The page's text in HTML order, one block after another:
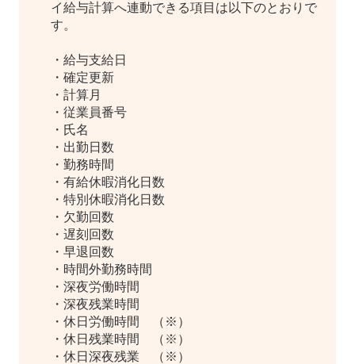
イ給与計算へ連動できる項目は以下のとおりで
す。
・給与支給日
・確定更新
・計算月
・従業員番号
・氏名
・出勤日数
・勤務時間
・有給休暇消化日数
・特別休暇消化日数
・欠勤回数
・遅刻回数
・早退回数
・時間外勤務時間
・深夜労働時間
・深夜残業時間
・休日労働時間 （※）
・休日残業時間 （※）
・休日深夜残業 （※）